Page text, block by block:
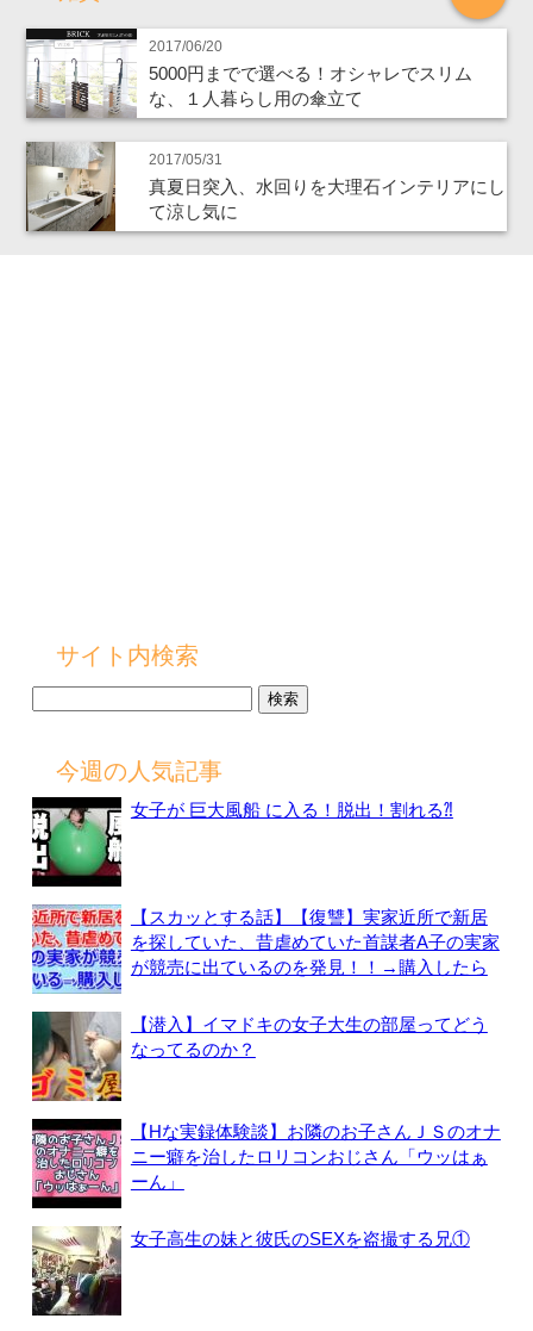
2017/06/20
5000円までで選べる！オシャレでスリム
な、１人暮らし用の傘立て
2017/05/31
真夏日突入、水回りを大理石インテリアにし
て涼し気に
サイト内検索
今週の人気記事
女子が 巨大風船 に入る！脱出！割れる⁈
【スカッとする話】【復讐】実家近所で新居
を探していた、昔虐めていた首謀者A子の実家
が競売に出ているのを発見！！→購入したら
【潜入】イマドキの女子大生の部屋ってどう
なってるのか？
【Hな実録体験談】お隣のお子さんＪＳのオナ
ニー癖を治したロリコンおじさん「ウッはぁ
ーん」
女子高生の妹と彼氏のSEXを盗撮する兄①